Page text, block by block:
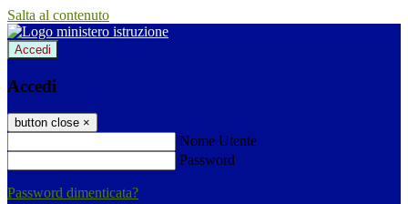
Salta al contenuto
Accedi
Accedi
button close ×
Nome Utente
Password
Password dimenticata?